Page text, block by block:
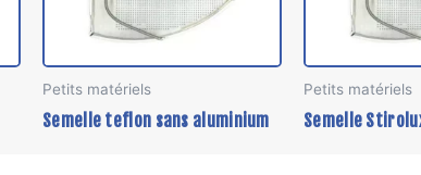
Petits matériels
Semelle teflon sans aluminium
Petits matériels
Semelle